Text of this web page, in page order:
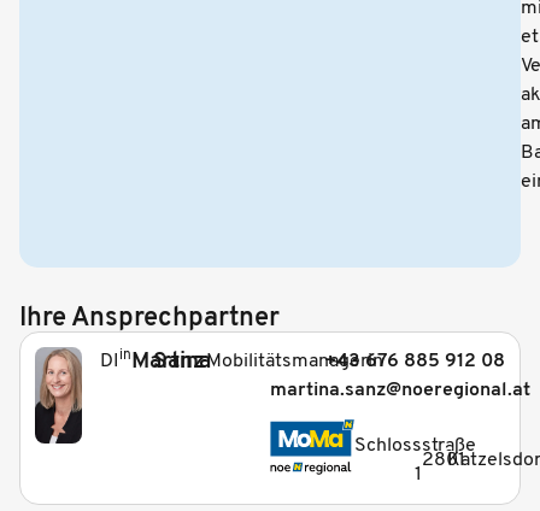
Ihre Ansprechpartner
DIinMartina
SanzMobilitätsmanagerin+43 676 885 912 08
martina.sanz@noeregional.at
Schlossstraße
1
2801
_